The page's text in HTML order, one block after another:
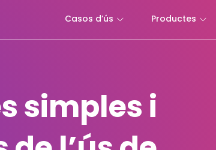
Casos d’ús Productes
simples i